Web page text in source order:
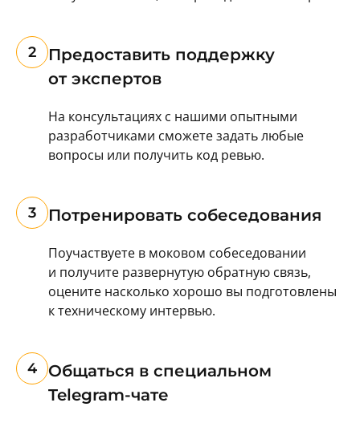
2
Предоставить поддержку
от экспертов
На консультациях с нашими опытными
разработчиками сможете задать любые
вопросы или получить код ревью.
3 Потренировать собеседования
Поучаствуете в моковом собеседовании
и получите развернутую обратную связь,
оцените насколько хорошо вы подготовлены
к техническому интервью.
4
Общаться в специальном
Telegram-чате